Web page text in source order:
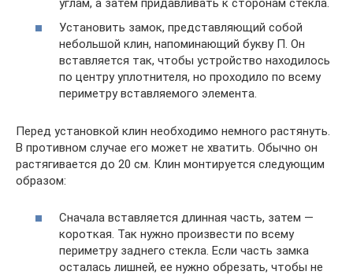
Установить замок, представляющий собой
небольшой клин, напоминающий букву П. Он
вставляется так, чтобы устройство находилось
по центру уплотнителя, но проходило по всему
периметру вставляемого элемента.
Перед установкой клин необходимо немного растянуть.
В противном случае его может не хватить. Обычно он
растягивается до 20 см. Клин монтируется следующим
образом:
Сначала вставляется длинная часть, затем —
короткая. Так нужно произвести по всему
периметру заднего стекла. Если часть замка
осталась лишней, ее нужно обрезать, чтобы не